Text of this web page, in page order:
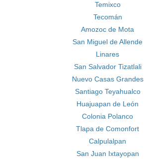
Temixco
Tecomán
Amozoc de Mota
San Miguel de Allende
Linares
San Salvador Tizatlali
Nuevo Casas Grandes
Santiago Teyahualco
Huajuapan de León
Colonia Polanco
Tlapa de Comonfort
Calpulalpan
San Juan Ixtayopan